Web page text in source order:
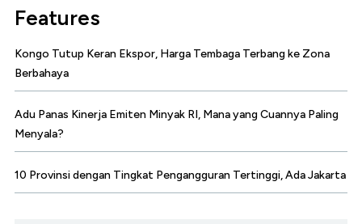
Features
Kongo Tutup Keran Ekspor, Harga Tembaga Terbang ke Zona
Berbahaya
Adu Panas Kinerja Emiten Minyak RI, Mana yang Cuannya Paling
Menyala?
10 Provinsi dengan Tingkat Pengangguran Tertinggi, Ada Jakarta